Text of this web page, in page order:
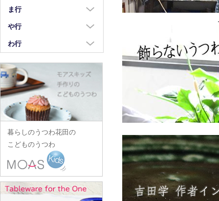
荒川真吾
荒賀文成
有馬和博
iiDA Woodturning
伊賀焼土楽
池島直人
池島仁美
生島賢
生島明水
池田大介
石川漆宝堂
石田誠
河上智美
川合孝知
川辺忠
川村宏樹
幹山繁太
季更器窯
岸野寛
北野敏一（犀ノ音窯）
日下華子
葛和万紀
重田良古
島田まるみ
志村睦彦
城進
菅原博之
杉本太郎
鈴木重孝
鈴木潤吾
瀧田操
田中あい
田中佐和子
谷口嘉
谷永太郎
玉山保男
田沼英里
崔在皓
中尾万作
中川紀夫
中町いずみ
中村一也
中村幸一郎
d.Tam 中村孝子/桃子
中村智美
中村真紀
中山孝志
名古路英介
西納三枝
橋村大作
長谷川由香
畑中篤
花岡隆
花田オリジナル
羽生直記
林京子
林拓児
原口潔
原田七重
原田譲
原光弘
日高伸治
ま行
前田麻美
正木春蔵
松浦コータロー
松浦ナオコ
松葉勇輝
松本郁美
松本優樹
松本良夫
三浦侑子
水垣千悦
水野克俊
や行
八木橋昇
山口硝子
山口利枝
山崎葉
山田洋次
山田隆太郎
山中恵介
山本哲也
山本恭代
山本亮平
わ行
ワダコーヘー
渡辺信史
渡邊心平
暮らしのうつわ花田の
こどものうつわ